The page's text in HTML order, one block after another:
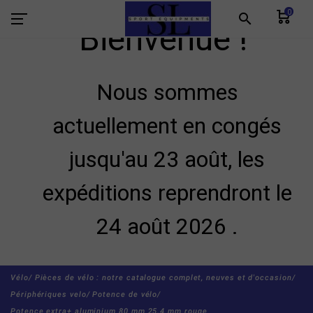
search 0
Bienvenue !
Nous sommes
actuellement en congés
jusqu'au 23 août, les
expéditions reprendront le
24 août 2026 .
Vélo/ Pièces de vélo : notre catalogue complet, neuves et d'occasion/
Périphériques velo/ Potence de vélo/